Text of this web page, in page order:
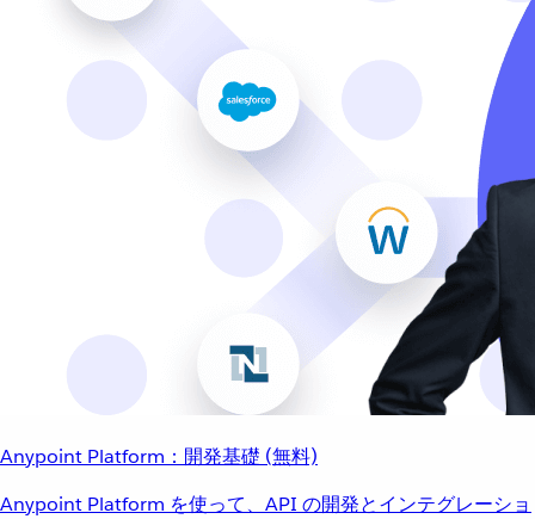
Anypoint Platform：開発基礎 (無料)
Anypoint Platform を使って、API の開発とインテグレーショ